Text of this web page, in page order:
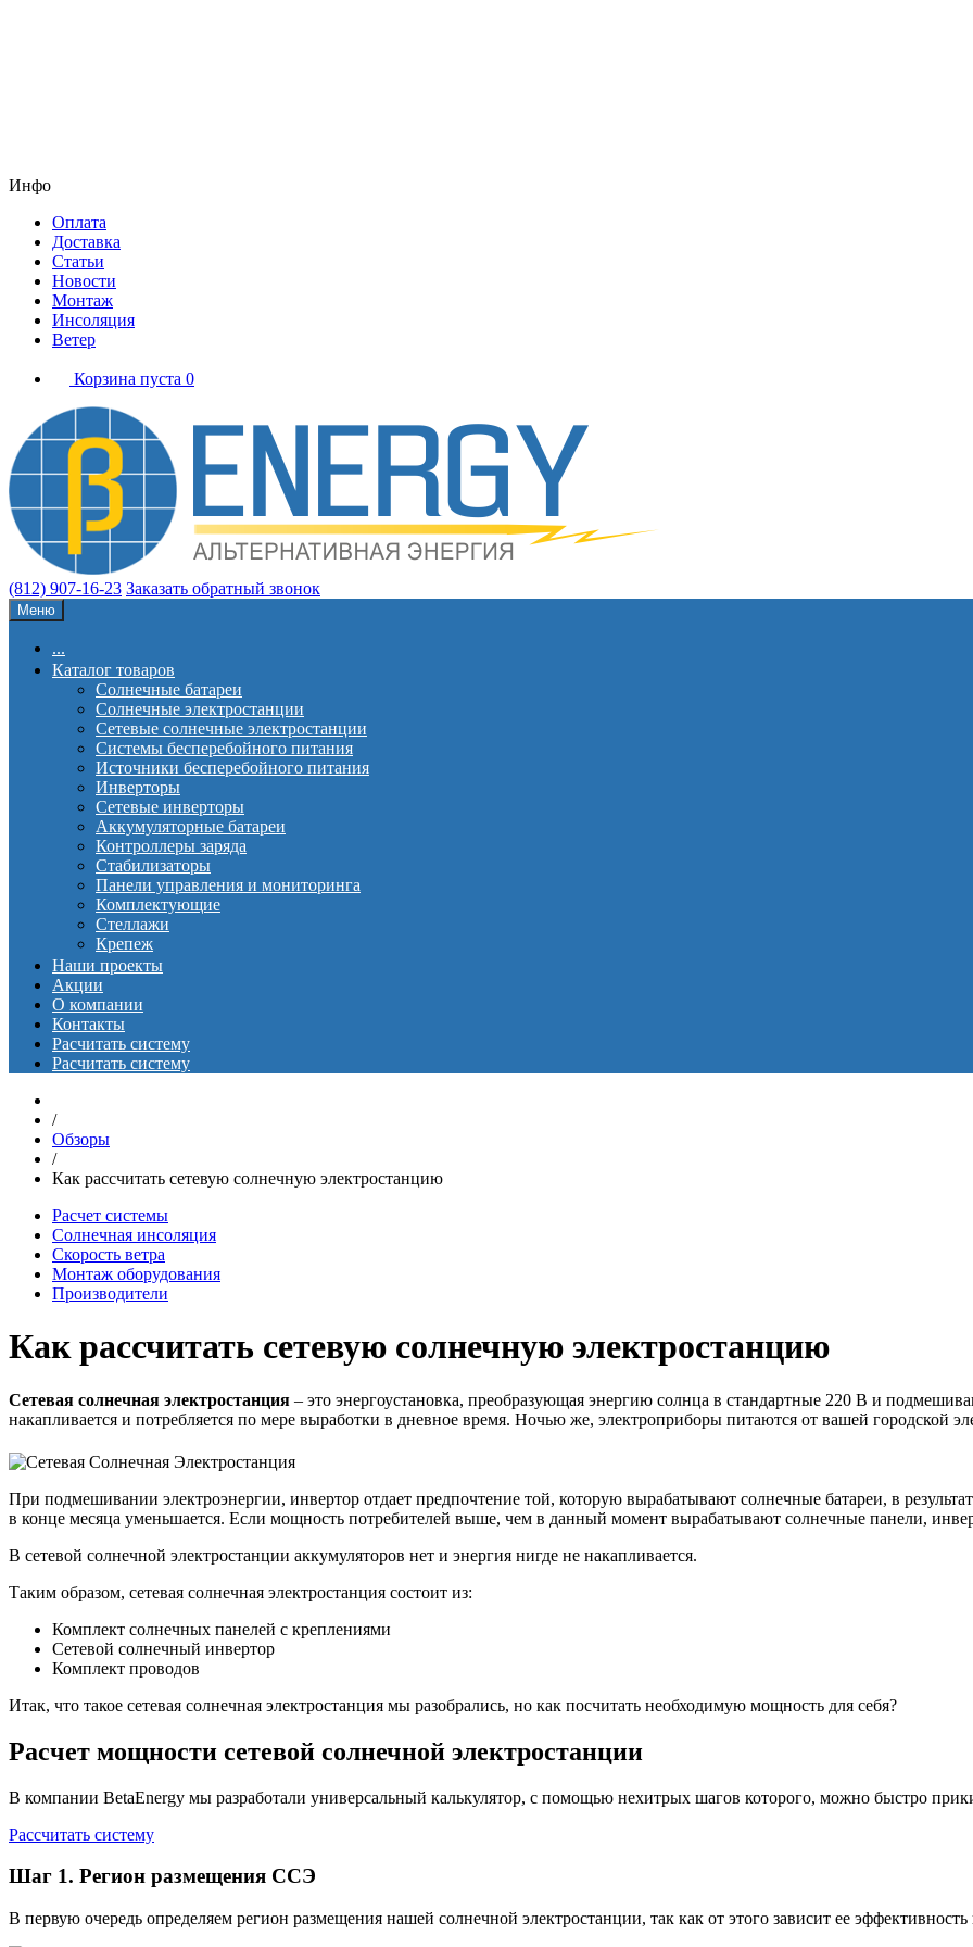
Инфо
Оплата
Доставка
Статьи
Новости
Монтаж
Инсоляция
Ветер
Корзина пуста 0
(812) 907-16-23 Заказать обратный звонок
Меню
...
Каталог товаров
Солнечные батареи
Солнечные электростанции
Сетевые солнечные электростанции
Системы бесперебойного питания
Источники бесперебойного питания
Инверторы
Сетевые инверторы
Аккумуляторные батареи
Контроллеры заряда
Стабилизаторы
Панели управления и мониторинга
Комплектующие
Стеллажи
Крепеж
Наши проекты
Акции
О компании
Контакты
Расчитать систему
Расчитать систему
/
Обзоры
/
Как рассчитать сетевую солнечную электростанцию
Расчет системы
Солнечная инсоляция
Скорость ветра
Монтаж оборудования
Производители
Как рассчитать сетевую солнечную электростанцию
Сетевая солнечная электростанция – это энергоустановка, преобразующая энергию солнца в стандартные 220 В и
накапливается и потребляется по мере выработки в дневное время. Ночью же, электроприборы питаются от вашей городской
При подмешивании электроэнергии, инвертор отдает предпочтение той, которую вырабатывают солнечные батареи, в
в конце месяца уменьшается. Если мощность потребителей выше, чем в данный момент вырабатывают солнечные панели,
В сетевой солнечной электростанции аккумуляторов нет и энергия нигде не накапливается.
Таким образом, сетевая солнечная электростанция состоит из:
Комплект солнечных панелей с креплениями
Сетевой солнечный инвертор
Комплект проводов
Итак, что такое сетевая солнечная электростанция мы разобрались, но как посчитать необходимую мощность для себя?
Расчет мощности сетевой солнечной электростанции
В компании BetaEnergy мы разработали универсальный калькулятор, с помощью нехитрых шагов которого, можно быстро
Рассчитать систему
Шаг 1. Регион размещения ССЭ
В первую очередь определяем регион размещения нашей солнечной электростанции, так как от этого зависит ее